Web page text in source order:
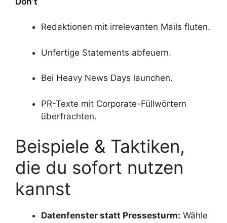
Redaktionen mit irrelevanten Mails fluten.
Unfertige Statements abfeuern.
Bei Heavy News Days launchen.
PR-Texte mit Corporate-Füllwörtern
überfrachten.
Beispiele & Taktiken,
die du sofort nutzen
kannst
Datenfenster statt Pressesturm: Wähle